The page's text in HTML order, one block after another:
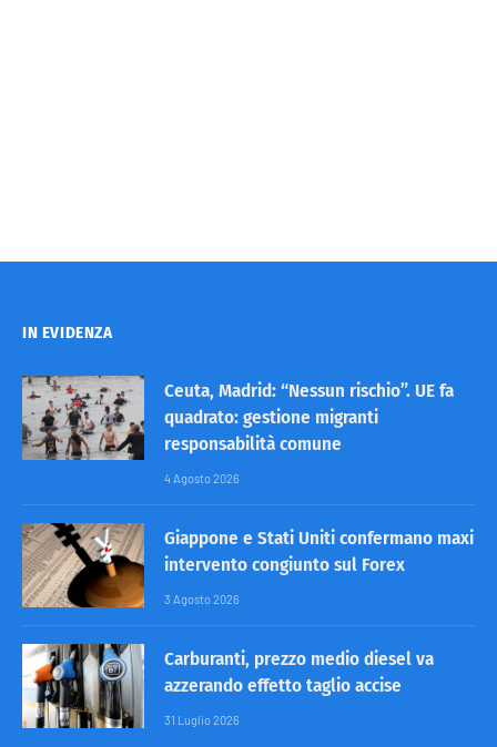
IN EVIDENZA
Ceuta, Madrid: “Nessun rischio”. UE fa
quadrato: gestione migranti
responsabilità comune
4 Agosto 2026
Giappone e Stati Uniti confermano maxi
intervento congiunto sul Forex
3 Agosto 2026
Carburanti, prezzo medio diesel va
azzerando effetto taglio accise
31 Luglio 2026